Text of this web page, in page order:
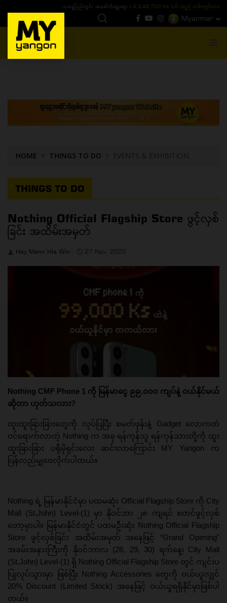
ယနေ့ပြည်တွင်း ၁၅ ပဲရည်ရွှေဈေး :3,770,000 - ပြင်ပပေါက်စျေး (၁၆ ပဲရည် တစ်ကျပ်
Myanmar
MENU
HOME THINGS TO DO EVENTS & EXHIBITION
THINGS TO DO
Nothing Official Flagship Store ဖွင့်လှစ်
ခြင်း အထိမ်းအမှတ်
Hay Mann Hla Win 27 Nov, 2025
Nothing CMF Phone 1 ကို မြန်မာငွေ ၉၉,၀၀၀ ကျပ်နဲ့ ဝယ်နိုင်မယ်
ဆိုတာ ဟုတ်သလား?
ထူးထူးခြားခြားတွေကို လုပ်ပြပြီး စမတ်ဖုန်းနဲ့ Gadget လောကထဲ
ဝင်ရောက်လာတဲ့ Nothing က အခု ရန်ကုန်သူ ရန်ကုန်သားတို့ကို ထူး
ထူးခြားခြား ပရိုမိုရှင်းလေး ဆင်းလာကြောင်း MY Yangon က
ပြန်လည်မျှဝေလိုက်ပါတယ်။
Nothing ရဲ့ မြန်မာနိုင်ငံမှာ ပထမဆုံး Official Flagship Store ကို City
Mall (St.John) Level-(1) မှာ နိုဝင်ဘာ ၂၈ ကျရင် စတင်ဖွင့်လှစ်
တော့မှာပါ။ မြန်မာနိုင်ငံတွင် ပထမဦးဆုံး Nothing Official Flagship
Store ဖွင့်လှစ်ခြင်း အထိမ်းအမှတ် အနေဖြင့် “Grand Opening”
အခမ်းအနားကြီးကို နိုဝင်ဘာလ (28, 29, 30) ရက်နေ့၊ City Mall
(St.John) Level-(1) ရှိ Nothing Official Flagship Store တွင် ကျင်းပ
ပြုလုပ်သွားမှာ ဖြစ်ပြီး Nothing Accessories တွေကို ဝယ်ယူလျှင်
20% Discount (Limited Stock) အနေဖြင့် ဝယ်ယူရရှိနိုင်မှာဖြစ်ပါ
တယ်။